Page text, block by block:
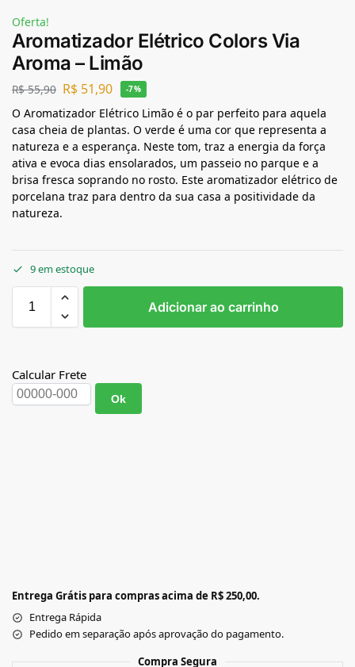
Oferta!
Aromatizador Elétrico Colors Via
Aroma – Limão
R$55,90 R$ 51,90 -7%
O Aromatizador Elétrico Limão é o par perfeito para aquela
casa cheia de plantas. O verde é uma cor que representa a
natureza e a esperança. Neste tom, traz a energia da força
ativa e evoca dias ensolarados, um passeio no parque e a
brisa fresca soprando no rosto. Este aromatizador elétrico de
porcelana traz para dentro da sua casa a positividade da
natureza.
9 em estoque
Adicionar ao carrinho
Calcular Frete
Ok
Entrega Grátis para compras acima de R$ 250,00.
Entrega Rápida
Pedido em separação após aprovação do pagamento.
Compra Segura